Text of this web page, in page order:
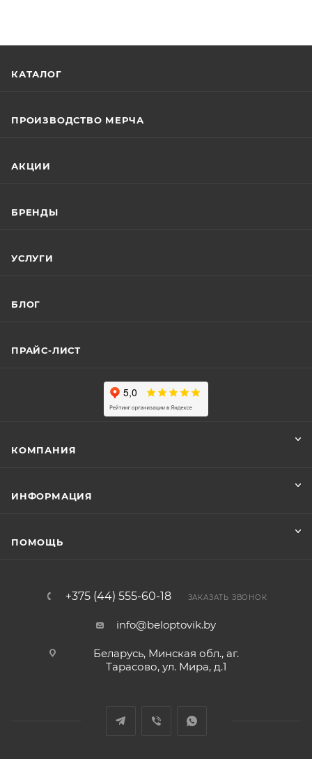
КАТАЛОГ
ПРОИЗВОДСТВО МЕРЧА
АКЦИИ
БРЕНДЫ
УСЛУГИ
БЛОГ
ПРАЙС-ЛИСТ
КОМПАНИЯ
ИНФОРМАЦИЯ
ПОМОЩЬ
+375 (44) 555-60-18 ЗАКАЗАТЬ ЗВОНОК
info@beloptovik.by
Беларусь, Минская обл., аг.
Тарасово, ул. Мира, д.1